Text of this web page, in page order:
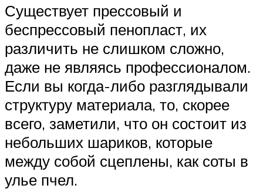
Существует прессовый и
беспрессовый пенопласт, их
различить не слишком сложно,
даже не являясь профессионалом.
Если вы когда-либо разглядывали
структуру материала, то, скорее
всего, заметили, что он состоит из
небольших шариков, которые
между собой сцеплены, как соты в
улье пчел.